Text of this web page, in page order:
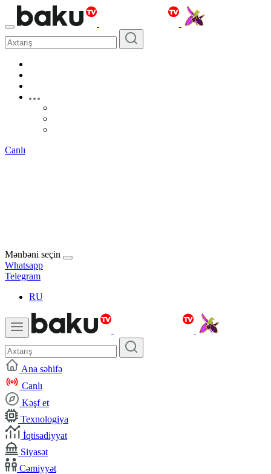
Canlı
Mənbəni seçin
Whatsapp
Telegram
RU
Ana səhifə
Canlı
Kəşf et
Texnologiya
İqtisadiyyat
Siyasət
Cəmiyyət